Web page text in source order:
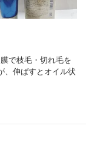
で枝毛・切れ毛を
、伸ばすとオイル状